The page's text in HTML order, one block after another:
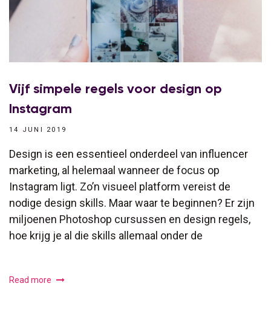
Vijf simpele regels voor design op
Instagram
14 JUNI 2019
Design is een essentieel onderdeel van influencer
marketing, al helemaal wanneer de focus op
Instagram ligt. Zo’n visueel platform vereist de
nodige design skills. Maar waar te beginnen? Er zijn
miljoenen Photoshop cursussen en design regels,
hoe krijg je al die skills allemaal onder de
Read more